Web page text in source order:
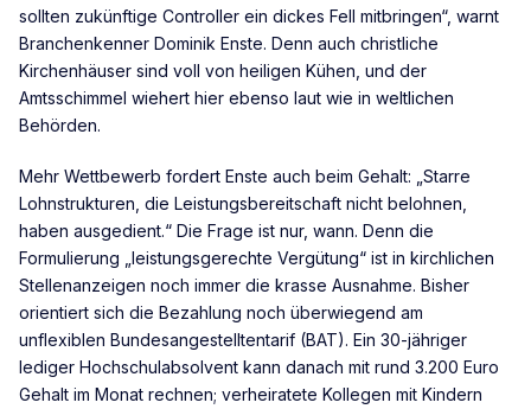
sollten zukünftige Controller ein dickes Fell mitbringen“, warnt
Branchenkenner Dominik Enste. Denn auch christliche
Kirchenhäuser sind voll von heiligen Kühen, und der
Amtsschimmel wiehert hier ebenso laut wie in weltlichen
Behörden.
Mehr Wettbewerb fordert Enste auch beim Gehalt: „Starre
Lohnstrukturen, die Leistungsbereitschaft nicht belohnen,
haben ausgedient.“ Die Frage ist nur, wann. Denn die
Formulierung „leistungsgerechte Vergütung“ ist in kirchlichen
Stellenanzeigen noch immer die krasse Ausnahme. Bisher
orientiert sich die Bezahlung noch überwiegend am
unflexiblen Bundesangestelltentarif (BAT). Ein 30-jähriger
lediger Hochschulabsolvent kann danach mit rund 3.200 Euro
Gehalt im Monat rechnen; verheiratete Kollegen mit Kindern